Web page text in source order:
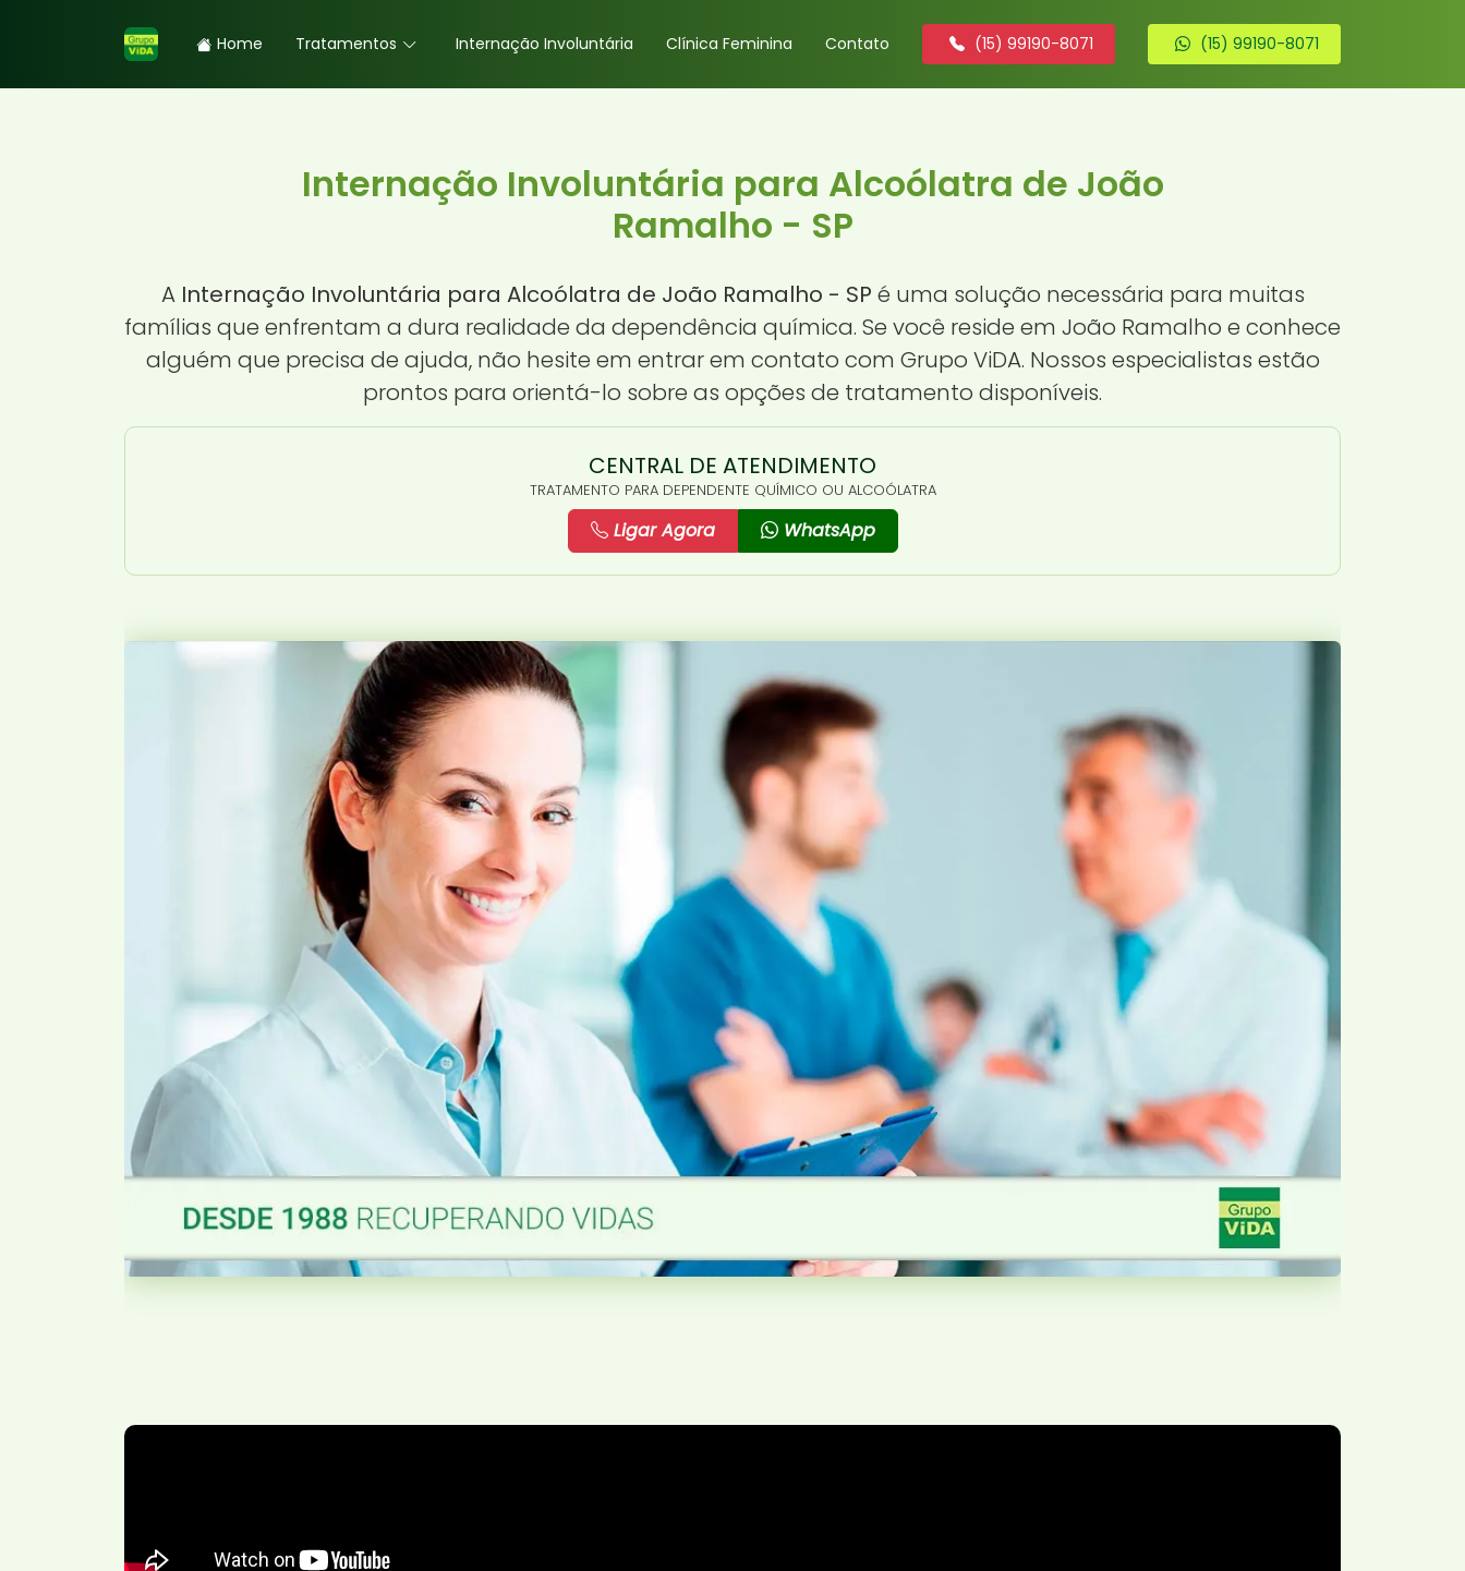
Home Tratamentos Internação Involuntária Clínica Feminina Contato (15) 99190-8071 (15) 99190-8071
Internação Involuntária para Alcoólatra de João
Ramalho - SP
A Internação Involuntária para Alcoólatra de João Ramalho - SP é uma solução necessária para muitas
famílias que enfrentam a dura realidade da dependência química. Se você reside em João Ramalho e conhece
alguém que precisa de ajuda, não hesite em entrar em contato com Grupo ViDA. Nossos especialistas estão
prontos para orientá-lo sobre as opções de tratamento disponíveis.
CENTRAL DE ATENDIMENTO
TRATAMENTO PARA DEPENDENTE QUÍMICO OU ALCOÓLATRA
Ligar Agora WhatsApp